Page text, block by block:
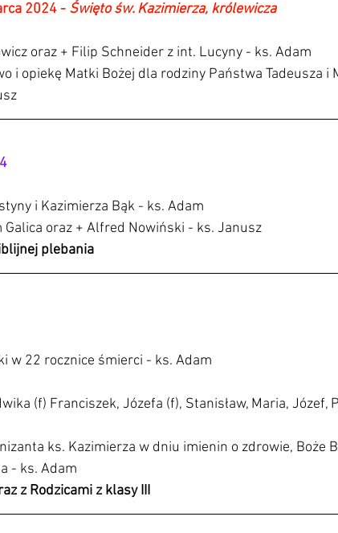
2024 - Święto św. Kazimierza, królewicza
oraz + Filip Schneider z int. Lucyny - ks. Adam
i opiekę Matki Bożej dla rodziny Państwa Tadeusza i
i Kazimierza Bąk - ks. Adam
Galica oraz + Alfred Nowiński - ks. Janusz
plebania
w 22 rocznice śmierci - ks. Adam
(f) Franciszek, Józefa (f), Stanisław, Maria, Józef,
ks. Kazimierza w dniu imienin o zdrowie, Boże
- ks. Adam
z Rodzicami z klasy III